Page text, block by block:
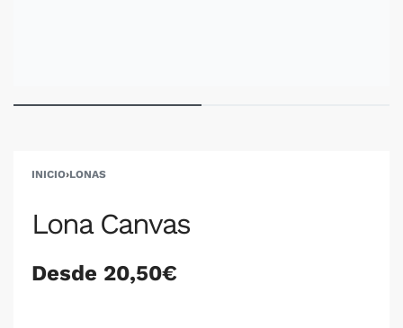
INICIO›LONAS
Lona Canvas
Desde 20,50€